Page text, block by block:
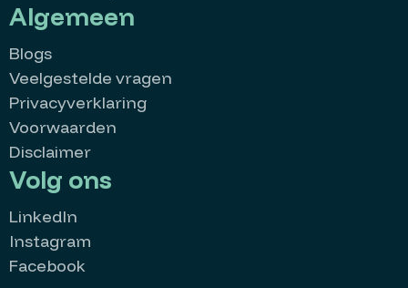
Algemeen
Blogs
Veelgestelde vragen
Privacyverklaring
Voorwaarden
Disclaimer
Volg ons
LinkedIn
Instagram
Facebook